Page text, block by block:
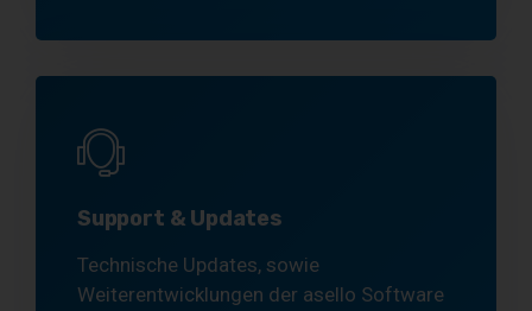
Support & Updates
Technische Updates, sowie
Weiterentwicklungen der asello Software